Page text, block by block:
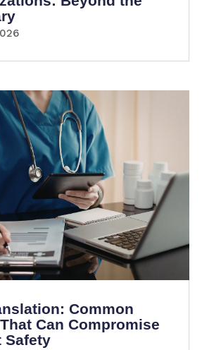
Common
Can Compromise
Safety